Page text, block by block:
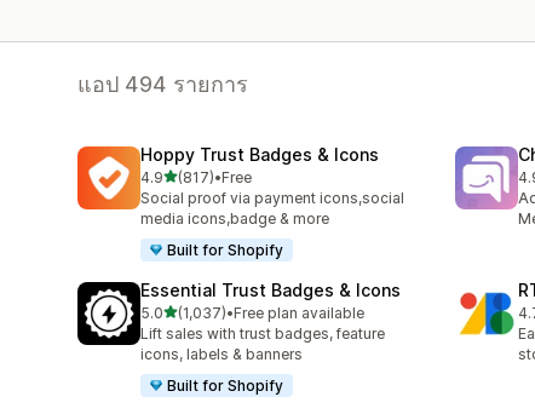
แอป 494 รายการ
Hoppy Trust Badges & Icons
4.9เต็ม 5 ดาว
(817)
ทั้งหมด 817 รีวิว
•Free
Social proof via payment icons,social
media icons,badge & more
Built for Shopify
ทั้
Essential Trust Badges & Icons
5.0เต็ม 5 ดาว
(1,037)
ทั้งหมด 1037 รีวิว
•Free plan available
Lift sales with trust badges, feature
icons, labels & banners
Built for Shopify
ทั้